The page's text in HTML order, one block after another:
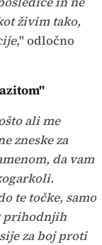
živim tako,
," odločno
ali me
zneske za
da vam
te točke, samo
prihodnjih
za boj proti